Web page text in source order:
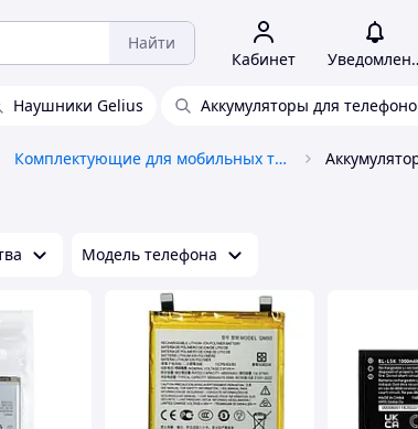
Найти
Кабинет
Наушники Gelius Аккумуляторы для
Комплектующие для мобильных телефонов
Модель телефона